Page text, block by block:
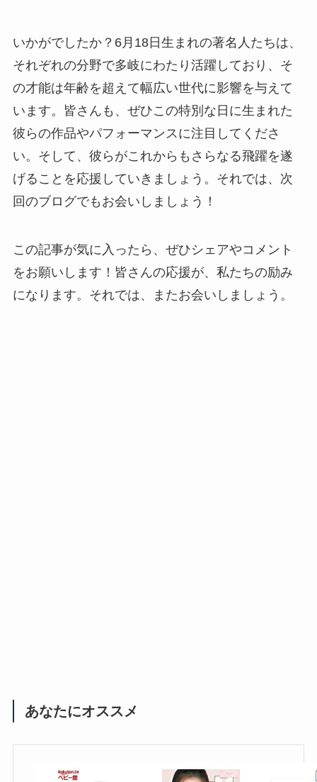
いかがでしたか？6月18日生まれの著名人たちは、
それぞれの分野で多岐にわたり活躍しており、そ
の才能は年齢を超えて幅広い世代に影響を与えて
います。皆さんも、ぜひこの特別な日に生まれた
彼らの作品やパフォーマンスに注目してくださ
い。そして、彼らがこれからもさらなる飛躍を遂
げることを応援していきましょう。それでは、次
回のブログでもお会いしましょう！
この記事が気に入ったら、ぜひシェアやコメント
をお願いします！皆さんの応援が、私たちの励み
になります。それでは、またお会いしましょう。
あなたにオススメ